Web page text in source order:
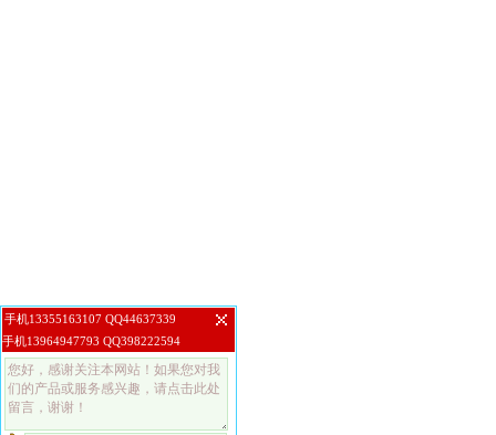
手机13355163107 QQ44637339
手机13964947793 QQ398222594